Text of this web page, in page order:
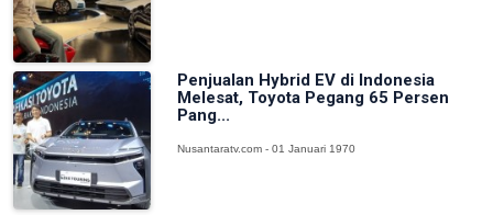
Penjualan Hybrid EV di Indonesia
Melesat, Toyota Pegang 65 Persen
Pang...
Nusantaratv.com - 01 Januari 1970